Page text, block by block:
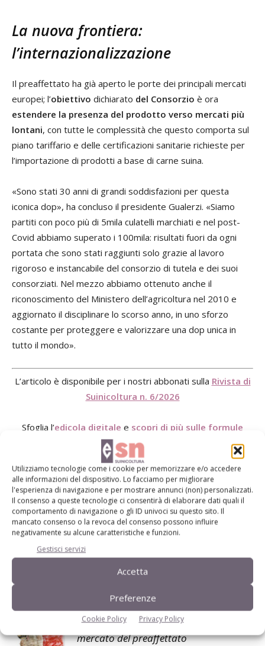
Utilizziamo tecnologie come i cookie per memorizzare e/o accedere
alle informazioni del dispositivo. Lo facciamo per migliorare
l'esperienza di navigazione e per mostrare annunci (non) personalizzati.
Il consenso a queste tecnologie ci consentirà di elaborare dati quali il
comportamento di navigazione o gli ID univoci su questo sito. Il
mancato consenso o la revoca del consenso possono influire
negativamente su alcune caratteristiche e funzioni.
Gestisci servizi
Accetta
Preferenze
Cookie Policy Privacy Policy
La nuova frontiera:
l’internazionalizzazione
Il preaffettato ha già aperto le porte dei principali mercati
europei; l’obiettivo dichiarato del Consorzio è ora
estendere la presenza del prodotto verso mercati più
lontani, con tutte le complessità che questo comporta sul
piano tariffario e delle certificazioni sanitarie richieste per
l’importazione di prodotti a base di carne suina.
«Sono stati 30 anni di grandi soddisfazioni per questa
iconica dop», ha concluso il presidente Gualerzi. «Siamo
partiti con poco più di 5mila culatelli marchiati e nel post-
Covid abbiamo superato i 100mila: risultati fuori da ogni
portata che sono stati raggiunti solo grazie al lavoro
rigoroso e instancabile del consorzio di tutela e dei suoi
consorziati. Nel mezzo abbiamo ottenuto anche il
riconoscimento del Ministero dell’agricoltura nel 2010 e
aggiornato il disciplinare lo scorso anno, in uno sforzo
costante per proteggere e valorizzare una dop unica in
tutto il mondo».
L’articolo è disponibile per i nostri abbonati sulla Rivista di
Suinicoltura n. 6/2026
Sfoglia l’edicola digitale e scopri di più sulle formule
di abbonamento alla rivista
TAG Culatello di Zibello Dop produzioni dop
Facebook
Culatello di Zibello Dop, cresce il
mercato del preaffettato